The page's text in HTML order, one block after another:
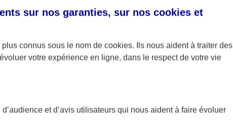
sur nos garanties, sur nos cookies et
connus sous le nom de cookies. Ils nous aident à traiter des
votre expérience en ligne, dans le respect de votre vie
d’audience et d’avis utilisateurs qui nous aident à faire évoluer